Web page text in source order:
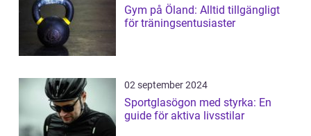
Gym på Öland: Alltid tillgängligt
för träningsentusiaster
02 september 2024
Sportglasögon med styrka: En
guide för aktiva livsstilar